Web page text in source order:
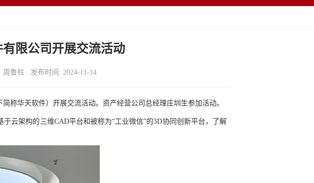
限公司开展交流活动
鲁柱 发布时间: 2024-11-14
称华天软件）开展交流活动。资产经营公司总经理庄圳生参加活动。
云架构的三维CAD平台和被称为“工业微信”的3D协同创新平台，了解